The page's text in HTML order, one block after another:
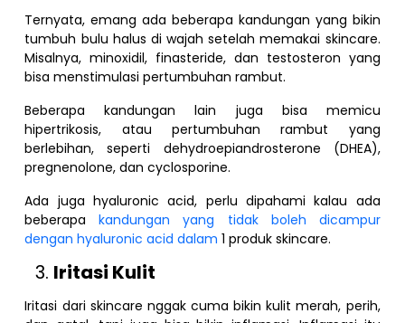
Ternyata, emang ada beberapa kandungan yang bikin
tumbuh bulu halus di wajah setelah memakai skincare.
Misalnya, minoxidil, finasteride, dan testosteron yang
bisa menstimulasi pertumbuhan rambut.
Beberapa kandungan lain juga bisa memicu
hipertrikosis, atau pertumbuhan rambut yang
berlebihan, seperti dehydroepiandrosterone (DHEA),
pregnenolone, dan cyclosporine.
Ada juga hyaluronic acid, perlu dipahami kalau ada
beberapakandungan yang tidak boleh dicampur
dengan hyaluronic acid dalam 1 produk skincare.
Iritasi Kulit
Iritasi dari skincare nggak cuma bikin kulit merah, perih,